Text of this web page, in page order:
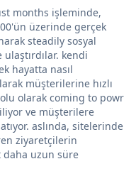
months işleminde,
üzerinde gerçek
steadily sosyal
kendi
hayatta nasıl
müşterilerine hızlı
olarak coming to powr
ve müşterilere
aslında, sitelerinde
ziyaretçilerin
uzun süre